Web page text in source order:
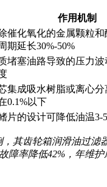
作用机制
催化氧化的金属颗粒
期延长30%-50%
堵塞油路导致的压力
集成吸水树脂或离心
0.1%以下
片的设计可降低油温
，其齿轮箱润滑油过滤
障率降低42%，年维